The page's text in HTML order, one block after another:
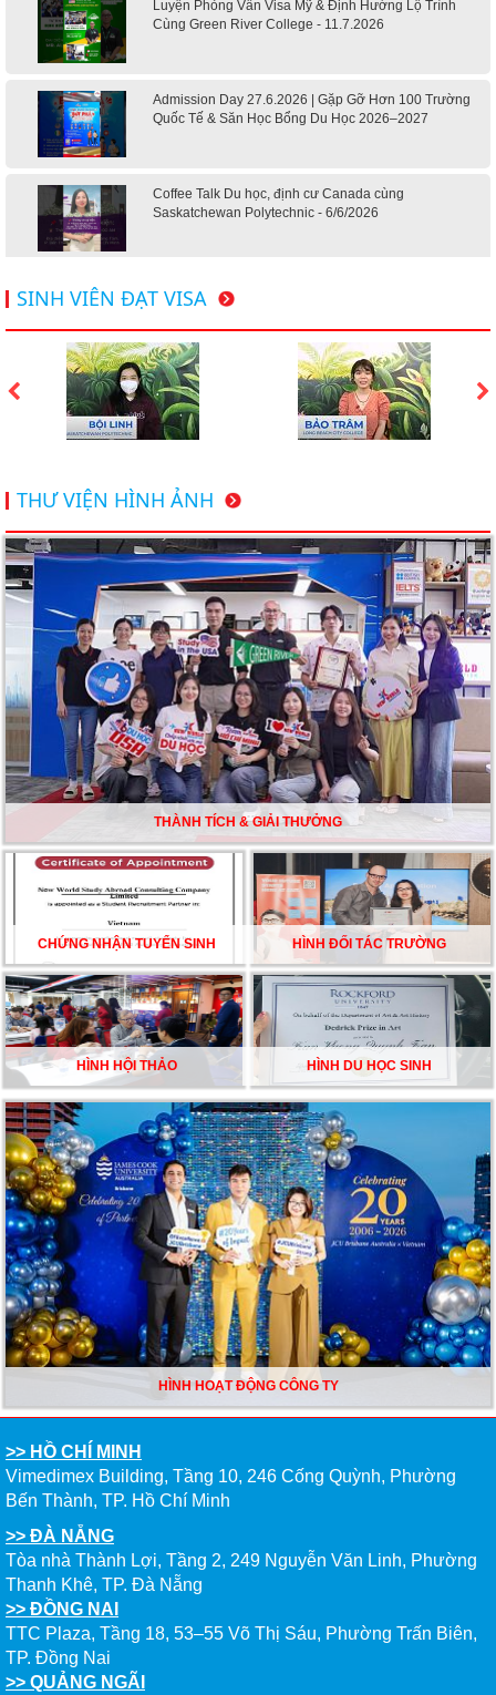
Luyện Phỏng Vấn Visa Mỹ & Định Hướng Lộ Trình
Cùng Green River College - 11.7.2026
Admission Day 27.6.2026 | Gặp Gỡ Hơn 100 Trường
Quốc Tế & Săn Học Bổng Du Học 2026–2027
Coffee Talk Du học, định cư Canada cùng
Saskatchewan Polytechnic - 6/6/2026
Hội thảo du học Mỹ 18.4.2026 - Đại học Mỹ học phí
dưới 20k/ năm
Du học Mỹ 2026 - Lấy bằng cử nhân lúc 20 tuổi cùng
chương trình High School Completion, Washington
bạn khám phá
Du học Mỹ năm 2026: Cơ hội học tập và trải nghiệm tại
nền giáo dục hàng đầu
TƯ VẤN DU HỌC TOÀN DIỆN – BƯỚC ĐỆM VỮNG
CHẮC TỪ NEW WORLD EDUCATION
DU HỌC ÚC DẦN TRỞ THÀNH LỰA CHỌN HÀNG
ĐẦU CỦA DU HỌC SINH NĂM 2026 – VÀ TẤT CẢ
ĐỀU CÓ LÝ DO!!
CHẠM GIẤC MƠ DU HỌC MỸ – BẮT ĐẦU TỪ NGÀY
HỘI GHI DANH & SĂN HỌC BỔNG KỲ SPRING 2026
SINH VIÊN ĐẠT VISA
THƯ VIỆN HÌNH ẢNH
THÀNH TÍCH & GIẢI THƯỞNG
CHỨNG NHẬN TUYỂN SINH HÌNH ĐỐI TÁC TRƯỜNG
HÌNH HỘI THẢO HÌNH DU HỌC SINH
HÌNH HOẠT ĐỘNG CÔNG TY
>> HỒ CHÍ MINH
Vimedimex Building, Tầng 10, 246 Cống Quỳnh, Phường
Bến Thành, TP. Hồ Chí Minh
>> ĐÀ NẴNG
Tòa nhà Thành Lợi, Tầng 2, 249 Nguyễn Văn Linh, Phường
Thanh Khê, TP. Đà Nẵng
>> ĐỒNG NAI
TTC Plaza, Tầng 18, 53–55 Võ Thị Sáu, Phường Trấn Biên,
TP. Đồng Nai
>> QUẢNG NGÃI